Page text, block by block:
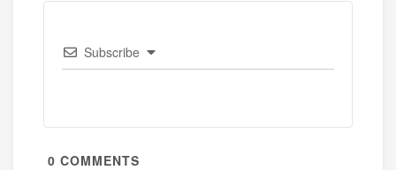
Subscribe
0 COMMENTS